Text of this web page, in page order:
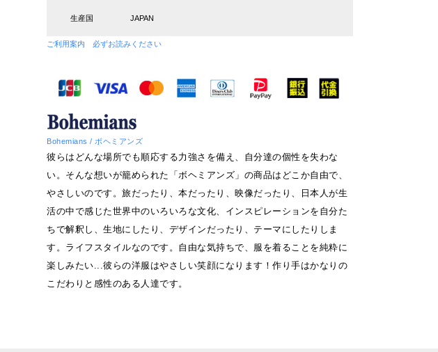
生産国 JAPAN
ご利用案内 必ずお読みください
Bohemians / ボヘミアンズ
彼らはどんな場所でも順応する力強さを備え、自分達の個性を失わな
い。そんな想いが籠められた「ボヘミアンズ」の商品はどこか自由で、
やさしいのです。旅だったり、本だったり、映像だったり、日本人が生
活の中で感じた世界中のいろいろな文化、インスピレーションを自分た
ちで解釈し、生地にしたり、デザインだったり、テーマにしたりしま
す。ライフスタイルなのです。自由な気持ちで、服を着ることを純粋に
楽しみたい...彼らの洋服はやさしい笑顔になります！作り手はかなりの
こだわりと感性のある人達です。